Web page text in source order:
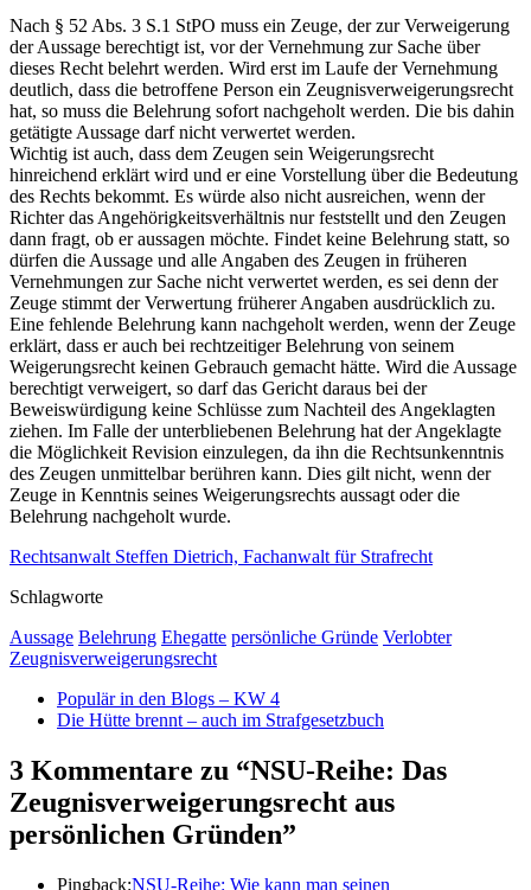
Nach § 52 Abs. 3 S.1 StPO muss ein Zeuge, der zur Verweigerung
der Aussage berechtigt ist, vor der Vernehmung zur Sache über
dieses Recht belehrt werden. Wird erst im Laufe der Vernehmung
deutlich, dass die betroffene Person ein Zeugnisverweigerungsrecht
hat, so muss die Belehrung sofort nachgeholt werden. Die bis dahin
getätigte Aussage darf nicht verwertet werden.
Wichtig ist auch, dass dem Zeugen sein Weigerungsrecht
hinreichend erklärt wird und er eine Vorstellung über die Bedeutung
des Rechts bekommt. Es würde also nicht ausreichen, wenn der
Richter das Angehörigkeitsverhältnis nur feststellt und den Zeugen
dann fragt, ob er aussagen möchte. Findet keine Belehrung statt, so
dürfen die Aussage und alle Angaben des Zeugen in früheren
Vernehmungen zur Sache nicht verwertet werden, es sei denn der
Zeuge stimmt der Verwertung früherer Angaben ausdrücklich zu.
Eine fehlende Belehrung kann nachgeholt werden, wenn der Zeuge
erklärt, dass er auch bei rechtzeitiger Belehrung von seinem
Weigerungsrecht keinen Gebrauch gemacht hätte. Wird die Aussage
berechtigt verweigert, so darf das Gericht daraus bei der
Beweiswürdigung keine Schlüsse zum Nachteil des Angeklagten
ziehen. Im Falle der unterbliebenen Belehrung hat der Angeklagte
die Möglichkeit Revision einzulegen, da ihn die Rechtsunkenntnis
des Zeugen unmittelbar berühren kann. Dies gilt nicht, wenn der
Zeuge in Kenntnis seines Weigerungsrechts aussagt oder die
Belehrung nachgeholt wurde.
Rechtsanwalt Steffen Dietrich, Fachanwalt für Strafrecht
Schlagworte
Aussage Belehrung Ehegatte persönliche Gründe Verlobter
Zeugnisverweigerungsrecht
Populär in den Blogs – KW 4
Die Hütte brennt – auch im Strafgesetzbuch
3 Kommentare zu “NSU-Reihe: Das
Zeugnisverweigerungsrecht aus
persönlichen Gründen”
Pingback:NSU-Reihe: Wie kann man seinen